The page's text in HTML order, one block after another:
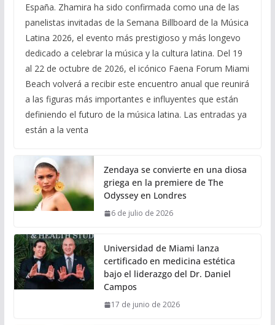
España. Zhamira ha sido confirmada como una de las
panelistas invitadas de la Semana Billboard de la Música
Latina 2026, el evento más prestigioso y más longevo
dedicado a celebrar la música y la cultura latina. Del 19
al 22 de octubre de 2026, el icónico Faena Forum Miami
Beach volverá a recibir este encuentro anual que reunirá
a las figuras más importantes e influyentes que están
definiendo el futuro de la música latina. Las entradas ya
están a la venta
Zendaya se convierte en una diosa
griega en la premiere de The
Odyssey en Londres
6 de julio de 2026
Universidad de Miami lanza
certificado en medicina estética
bajo el liderazgo del Dr. Daniel
Campos
17 de junio de 2026